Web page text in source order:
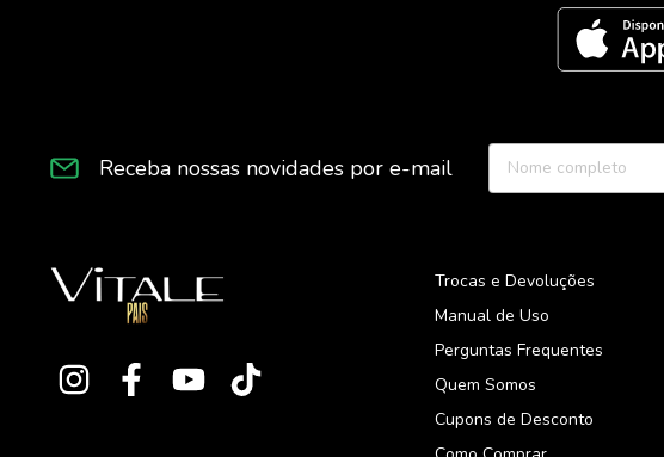
Receba nossas novidades por e-mail
Trocas e Devoluções
Manual de Uso
Perguntas Frequentes
Quem Somos
Cupons de Desconto